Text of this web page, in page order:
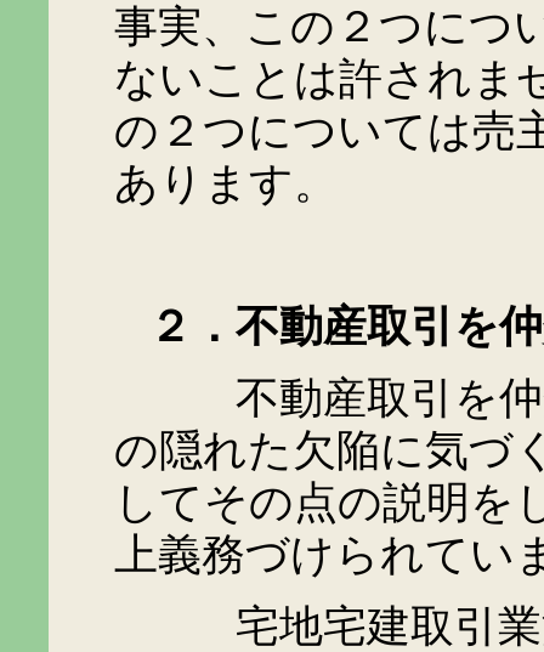
事実、この２つにつ
ないことは許されま
の２つについては売
あります。
２．不動産取引を仲
不動産取引を仲介
の隠れた欠陥に気づ
してその点の説明を
上義務づけられてい
宅地宅建取引業法